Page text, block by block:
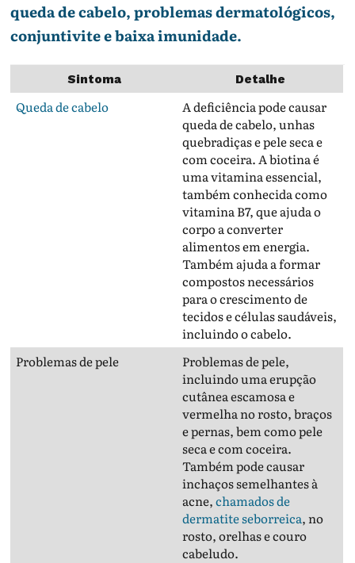
queda de cabelo, problemas dermatológicos,
conjuntivite e baixa imunidade.
Sintoma Detalhe
Queda de cabelo
A deficiência pode causar
queda de cabelo, unhas
quebradiças e pele seca e
com coceira. A biotina é
uma vitamina essencial,
também conhecida como
vitamina B7, que ajuda o
corpo a converter
alimentos em energia.
Também ajuda a formar
compostos necessários
para o crescimento de
tecidos e células saudáveis,
incluindo o cabelo.
Problemas de pele
Problemas de pele,
incluindo uma erupção
cutânea escamosa e
vermelha no rosto, braços
e pernas, bem como pele
seca e com coceira.
Também pode causar
inchaços semelhantes à
acne,chamados de
dermatite seborreica, no
rosto, orelhas e couro
cabeludo.